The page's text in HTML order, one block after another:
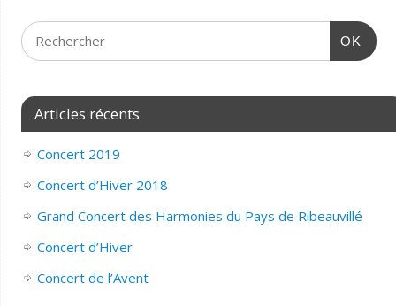
OK
Articles récents
Concert 2019
Concert d’Hiver 2018
Grand Concert des Harmonies du Pays de Ribeauvillé
Concert d’Hiver
Concert de l’Avent